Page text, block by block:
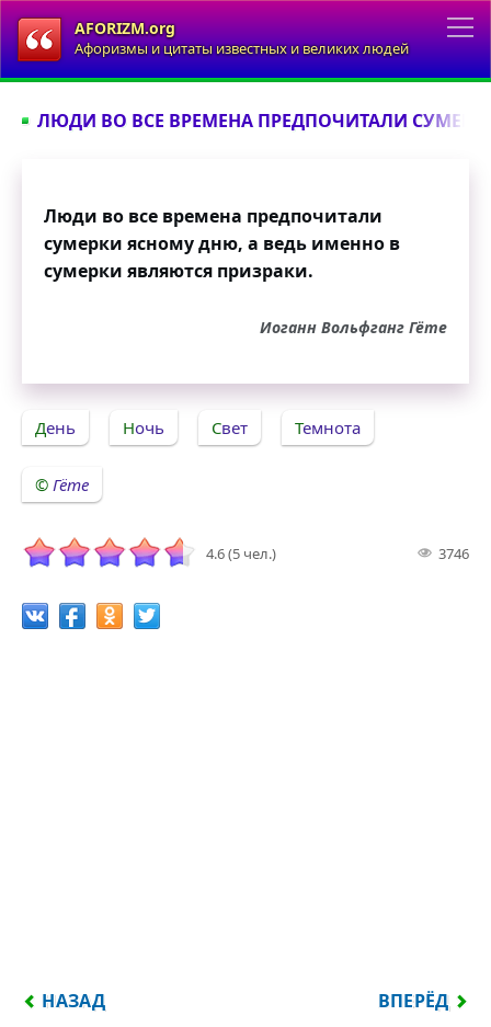
AFORIZM.org
Афоризмы и цитаты известных и великих людей
ЛЮДИ ВО ВСЕ ВРЕМЕНА ПРЕДПОЧИТАЛИ
Люди во все времена предпочитали
сумерки ясному дню, а ведь именно в
сумерки являются призраки.
Иоганн Вольфганг Гёте
День Ночь Свет Темнота
Гёте
4.6 (5 чел.) 3746
ПРЕДЫДУЩИЙ: БЛИЗОСТЬ ВОЗЛЮБЛЕННОЙ
НАЗАД ВПЕРЁД